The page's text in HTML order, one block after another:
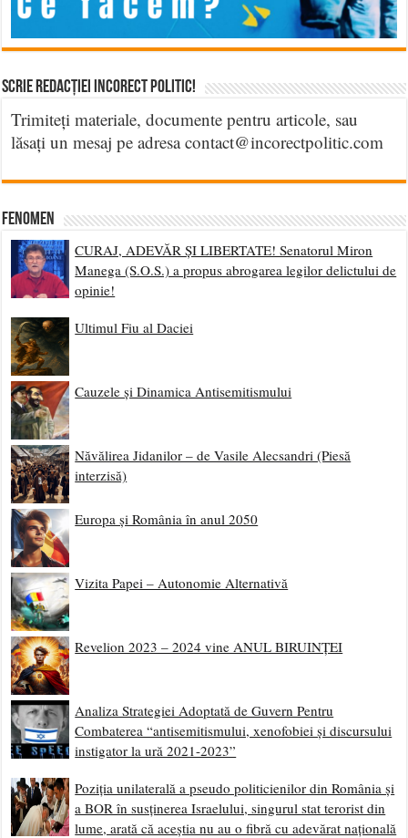
Scrie Redacției Incorect Politic!
Trimiteți materiale, documente pentru articole, sau
lăsați un mesaj pe adresa contact@incorectpolitic.com
Fenomen
CURAJ, ADEVĂR ȘI LIBERTATE! Senatorul Miron
Manega (S.O.S.) a propus abrogarea legilor delictului de
opinie!
Ultimul Fiu al Daciei
Cauzele și Dinamica Antisemitismului
Năvălirea Jidanilor – de Vasile Alecsandri (Piesă
interzisă)
Europa și România în anul 2050
Vizita Papei – Autonomie Alternativă
Revelion 2023 – 2024 vine ANUL BIRUINȚEI
Analiza Strategiei Adoptată de Guvern Pentru
Combaterea “antisemitismului, xenofobiei și discursului
instigator la ură 2021-2023”
Poziția unilaterală a pseudo politicienilor din România și
a BOR în susținerea Israelului, singurul stat terorist din
lume, arată că aceștia nu au o fibră cu adevărat națională